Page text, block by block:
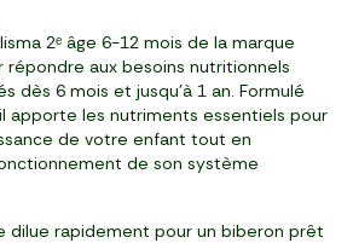
2ᵉ âge 6-12 mois de la marque
répondre aux besoins nutritionnels
dès 6 mois et jusqu'à 1 an. Formulé
apporte les nutriments essentiels pour
de votre enfant tout en
de son système
dilue rapidement pour un biberon prêt